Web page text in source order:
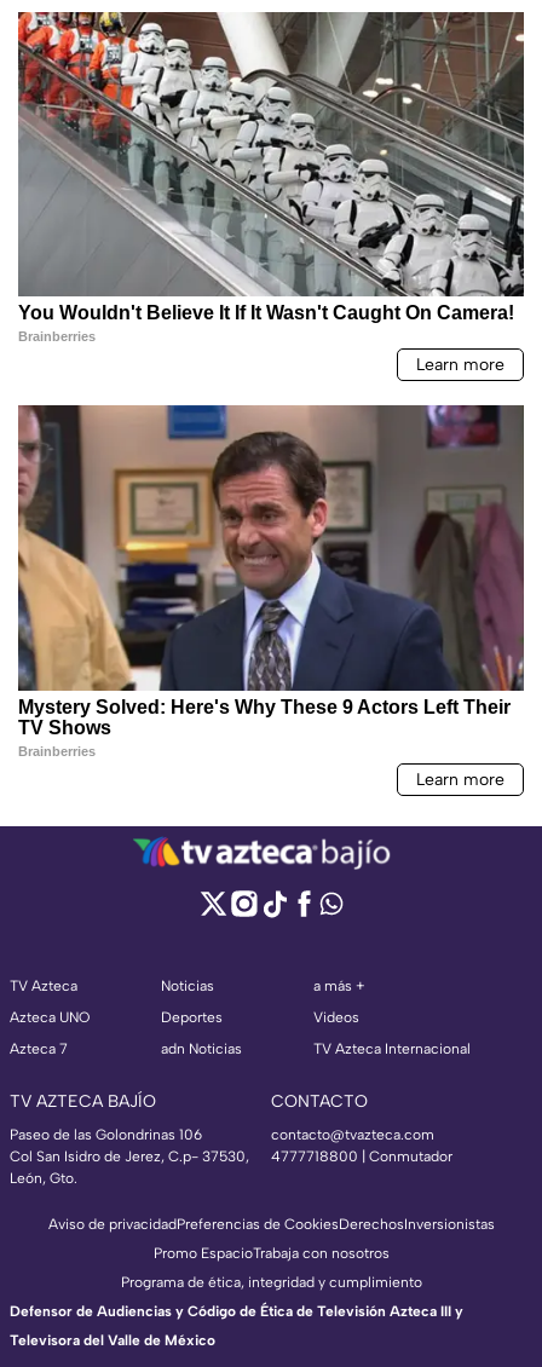
TV Azteca
Azteca UNO
Azteca 7
Noticias
Deportes
adn Noticias
a más +
Videos
TV Azteca Internacional
TV AZTECA BAJÍO
Paseo de las Golondrinas 106
Col San Isidro de Jerez, C.p- 37530,
León, Gto.
CONTACTO
contacto@tvazteca.com
4777718800 | Conmutador
Aviso de privacidadPreferencias de CookiesDerechosInversionistas
Promo EspacioTrabaja con nosotros
Programa de ética, integridad y cumplimiento
Defensor de Audiencias y Código de Ética de Televisión Azteca III y
Televisora del Valle de México